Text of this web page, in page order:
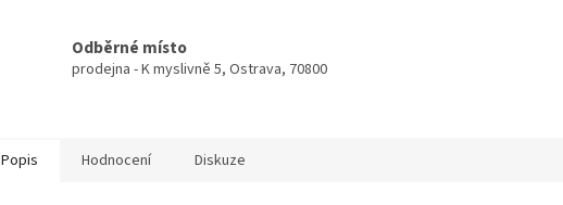
Odběrné místo
prodejna - K myslivně 5, Ostrava, 70800
Popis Hodnocení Diskuze